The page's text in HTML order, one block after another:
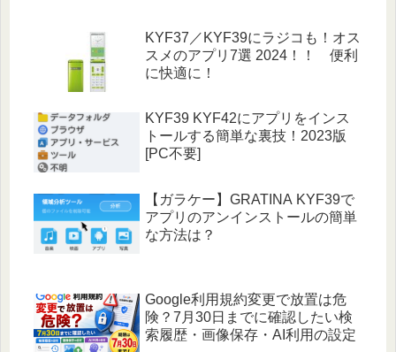
KYF37／KYF39にラジコも！オス
スメのアプリ7選 2024！！ 便利
に快適に！
KYF39 KYF42にアプリをインス
トールする簡単な裏技！2023版
[PC不要]
【ガラケー】GRATINA KYF39で
アプリのアンインストールの簡単
な方法は？
Google利用規約変更で放置は危
険？7月30日までに確認したい検
索履歴・画像保存・AI利用の設定